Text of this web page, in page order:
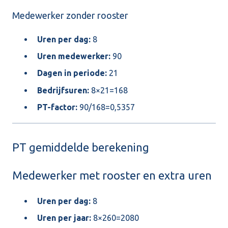
Medewerker zonder rooster
Uren per dag: 8
Uren medewerker: 90
Dagen in periode: 21
Bedrijfsuren: 8×21=168
PT-factor: 90/168=0,5357
PT gemiddelde berekening
Medewerker met rooster en extra uren
Uren per dag: 8
Uren per jaar: 8×260=2080